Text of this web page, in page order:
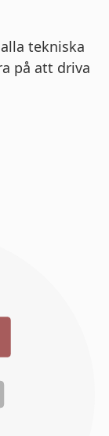
tekniska
på att driva